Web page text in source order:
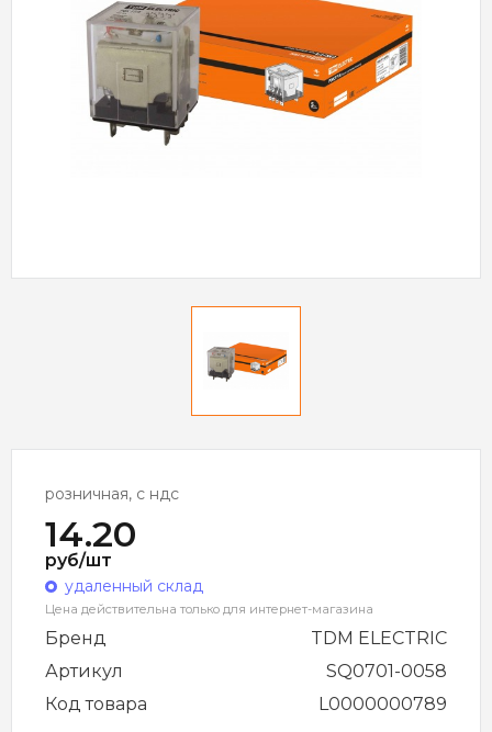
розничная, с ндс
14.20
руб/шт
удаленный склад
Цена действительна только для интернет-магазина
Бренд
TDM ELECTRIC
Артикул
SQ0701-0058
Код товара
L0000000789